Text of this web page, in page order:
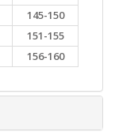
145-150
151-155
156-160